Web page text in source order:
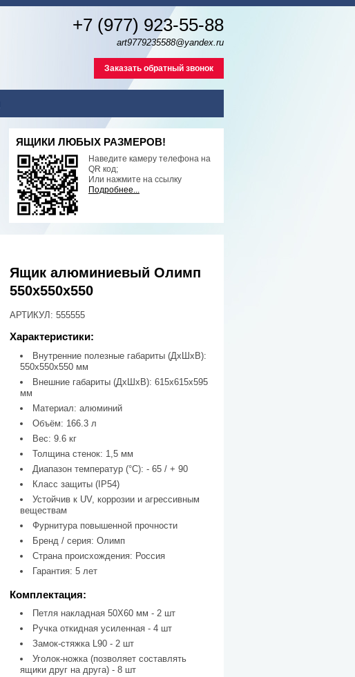
+7 (977) 923-55-88
art9779235588@yandex.ru
Заказать обратный звонок
ЯЩИКИ ЛЮБЫХ РАЗМЕРОВ!
Наведите камеру телефона на
QR код;
Или нажмите на ссылку
Подробнее...
Ящик алюминиевый Олимп
550х550х550
АРТИКУЛ: 555555
Характеристики:
Внутренние полезные габариты (ДхШхВ):
550х550х550 мм
Внешние габариты (ДхШхВ): 615х615х595
мм
Материал: алюминий
Объём: 166.3 л
Вес: 9.6 кг
Толщина стенок: 1,5 мм
Диапазон температур (°C): - 65 / + 90
Класс защиты (IP54)
Устойчив к UV, коррозии и агрессивным
веществам
Фурнитура повышенной прочности
Бренд / серия: Олимп
Страна происхождения: Россия
Гарантия: 5 лет
Комплектация:
Петля накладная 50Х60 мм - 2 шт
Ручка откидная усиленная - 4 шт
Замок-стяжка L90 - 2 шт
Уголок-ножка (позволяет составлять
ящики друг на друга) - 8 шт